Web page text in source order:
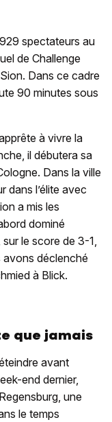
spectateurs au
de Challenge
Dans ce cadre
90 minutes sous
à vivre la
il débutera sa
Dans la ville
dans l’élite avec
a mis les
dominé
le score de 3-1,
avons déclenché
à Blick.
que jamais
avant
end dernier,
une
le temps